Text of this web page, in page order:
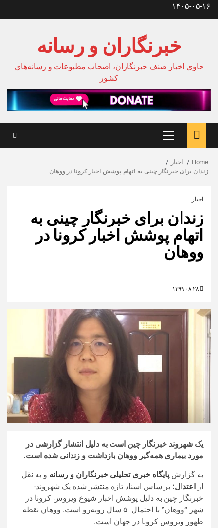
Skip۱۴۰۵-۰۵-۱۶
خبرنگاران و رسانه
حاوی اخبار صنف خبرنگاران، اصحاب مطبوعات و رسانه‌های
کشور
Primary
Menu
Home
اخبار
زندان برای خبرنگار چینی به اتهام پوشش اخبار کرونا در ووهان
اخبار
زندان برای خبرنگار چینی به
اتهام پوشش اخبار کرونا در
ووهان
یک شهروند خبرنگار چین است به دلیل انتشار گزارشی در
مورد بیماری همه‌گیر ووهان بازداشت و زندانی شده است.
به گزارش پایگاه خبری تحلیلی خبرنگاران و رسانه و به نقل
از
اعتدال؛ براساس اسناد تازه منتشر شده یک شهروند-
خبرنگار چین به دلیل پوشش اخبار شیوع ویروس کرونا در
شهر “ووهان” با احتمال ۵ سال روبه‌رو است. ووهان نقطه
ظهور ویروس کرونا در جهان است.